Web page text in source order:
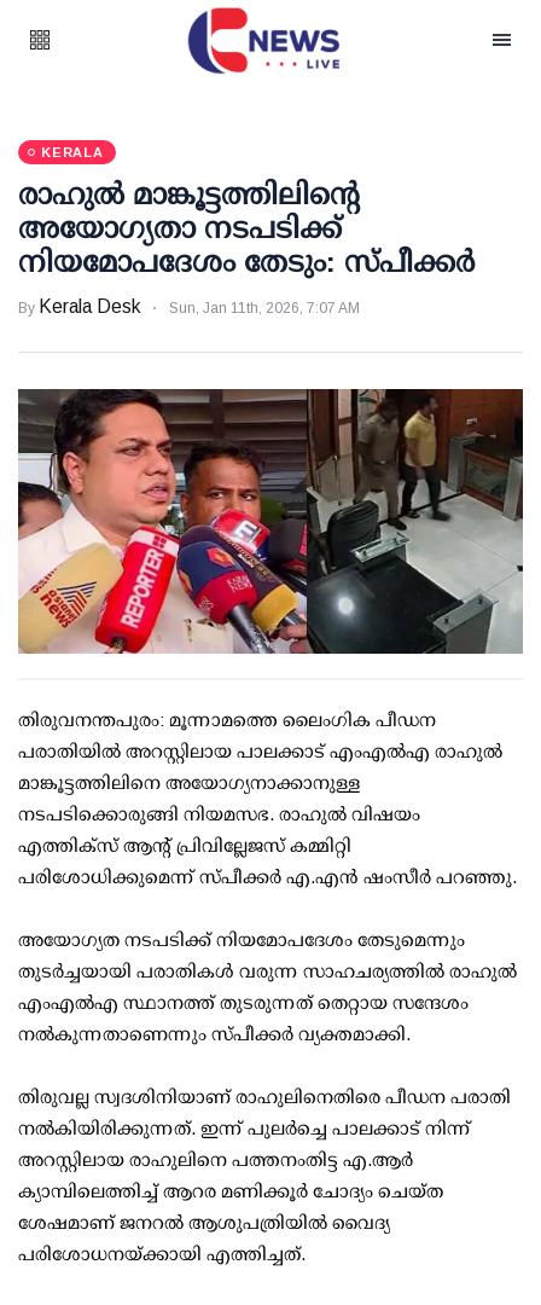
KERALA
രാഹുല്‍ മാങ്കൂട്ടത്തിലിന്റെ
അയോഗ്യതാ നടപടിക്ക്
നിയമോപദേശം തേടും: സ്പീക്കര്‍
By Kerala Desk Sun, Jan 11th, 2026, 7:07 AM
തിരുവനന്തപുരം: മൂന്നാമത്തെ ലൈംഗിക പീഡന
പരാതിയില്‍ അറസ്റ്റിലായ പാലക്കാട് എംഎല്‍എ രാഹുല്‍
മാങ്കൂട്ടത്തിലിനെ അയോഗ്യനാക്കാനുള്ള
നടപടിക്കൊരുങ്ങി നിയമസഭ. രാഹുല്‍ വിഷയം
എത്തിക്‌സ് ആന്റ് പ്രിവില്ലേജസ് കമ്മിറ്റി
പരിശോധിക്കുമെന്ന് സ്പീക്കര്‍ എ.എന്‍ ഷംസീര്‍ പറഞ്ഞു.
അയോഗ്യത നടപടിക്ക് നിയമോപദേശം തേടുമെന്നും
തുടര്‍ച്ചയായി പരാതികള്‍ വരുന്ന സാഹചര്യത്തില്‍ രാഹുല്‍
എംഎല്‍എ സ്ഥാനത്ത് തുടരുന്നത് തെറ്റായ സന്ദേശം
നല്‍കുന്നതാണെന്നും സ്പീക്കര്‍ വ്യക്തമാക്കി.
തിരുവല്ല സ്വദശിനിയാണ് രാഹുലിനെതിരെ പീഡന പരാതി
നല്‍കിയിരിക്കുന്നത്. ഇന്ന് പുലര്‍ച്ചെ പാലക്കാട് നിന്ന്
അറസ്റ്റിലായ രാഹുലിനെ പത്തനംതിട്ട എ.ആര്‍
ക്യാമ്പിലെത്തിച്ച് ആറര മണിക്കൂര്‍ ചോദ്യം ചെയ്ത
ശേഷമാണ് ജനറല്‍ ആശുപത്രിയില്‍ വൈദ്യ
പരിശോധനയ്ക്കായി എത്തിച്ചത്.